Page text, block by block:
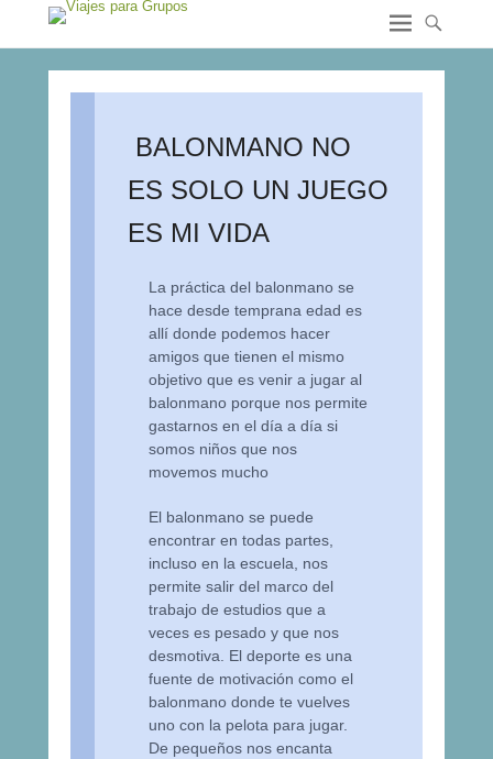
BALONMANO NO
ES SOLO UN JUEGO
ES MI VIDA
La práctica del balonmano se
hace desde temprana edad es
allí donde podemos hacer
amigos que tienen el mismo
objetivo que es venir a jugar al
balonmano porque nos permite
gastarnos en el día a día si
somos niños que nos
movemos mucho
El balonmano se puede
encontrar en todas partes,
incluso en la escuela, nos
permite salir del marco del
trabajo de estudios que a
veces es pesado y que nos
desmotiva. El deporte es una
fuente de motivación como el
balonmano donde te vuelves
uno con la pelota para jugar.
De pequeños nos encanta